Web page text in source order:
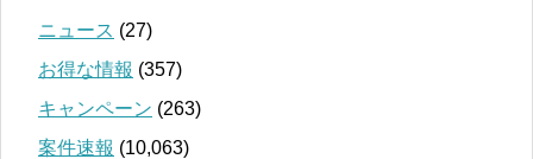
ニュース (27)
お得な情報 (357)
キャンペーン (263)
案件速報 (10,063)